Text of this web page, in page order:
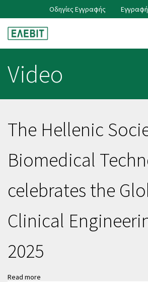
to
main
content
User
account
menu
Οδηγίες Εγγραφής Εγγραφή
Video
The Hellenic
Biomedical
celebrates the
Clinical
2025
Read more